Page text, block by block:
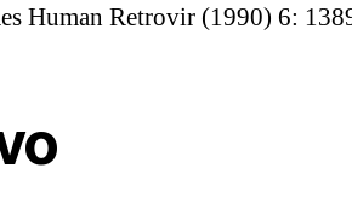
Human Retrovir (1990) 6: